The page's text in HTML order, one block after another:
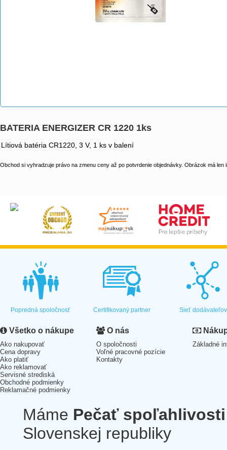
BATERIA ENERGIZER CR 1220 1ks
Lítiová batéria CR1220, 3 V, 1 ks v balení
Obchod si vyhradzuje právo na zmenu ceny až po potvrdenie objednávky. Obrázok má len
Popredná spoločnosť Certifikovaný partner Sieť dodávateľov
Všetko o nákupe
Ako nakupovať
Cena dopravy
Ako platiť
Ako reklamovať
Servisné strediská
Obchodné podmienky
Reklamačné podmienky
O nás
O spoločnosti
Voľné pracovné pozície
Kontakty
Základné
Máme Pečať spoľahlivosti
Slovenskej republiky